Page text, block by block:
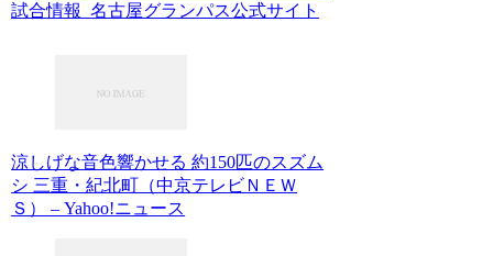
試合情報 名古屋グランパス公式サイト
涼しげな音色響かせる 約150匹のスズム
シ 三重・紀北町（中京テレビＮＥＷ
Ｓ） – Yahoo!ニュース